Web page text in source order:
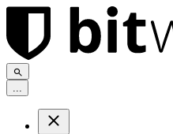
...